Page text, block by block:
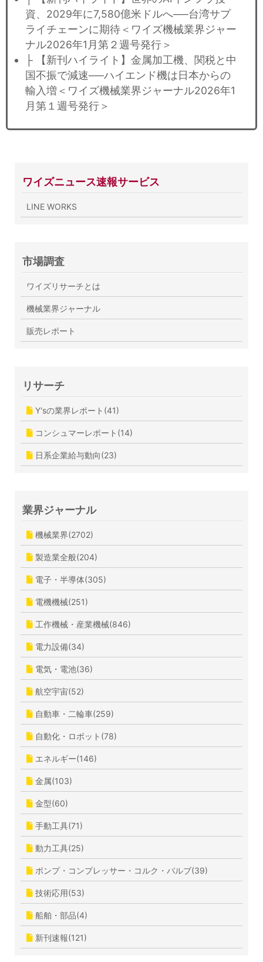
資、2029年に7,580億米ドルへ──台湾サプ
ライチェーンに期待＜ワイズ機械業界ジャー
ナル2026年1月第２週号発行＞
├ 【新刊ハイライト】金属加工機、関税と中
国不振で減速──ハイエンド機は日本からの
輸入増＜ワイズ機械業界ジャーナル2026年1
月第１週号発行＞
ワイズニュース速報サービス
LINE WORKS
市場調査
ワイズリサーチとは
機械業界ジャーナル
販売レポート
リサーチ
Y'sの業界レポート(41)
コンシュマーレポート(14)
日系企業給与動向(23)
業界ジャーナル
機械業界(2702)
製造業全般(204)
電子・半導体(305)
電機機械(251)
工作機械・産業機械(846)
電力設備(34)
電気・電池(36)
航空宇宙(52)
自動車・二輪車(259)
自動化・ロボット(78)
エネルギー(146)
金属(103)
金型(60)
手動工具(71)
動力工具(25)
ポンプ・コンプレッサー・コルク・バルブ(39)
技術応用(53)
船舶・部品(4)
新刊速報(121)